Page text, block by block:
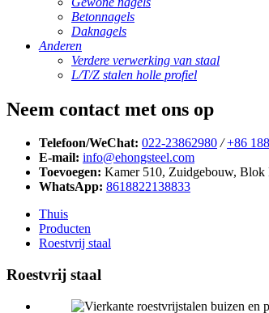
Betonnagels
Daknagels
Anderen
Verdere verwerking van staal
L/T/Z stalen holle profiel
Neem contact met ons op
Telefoon/WeChat: 022-23862980 / +86
E-mail: info@ehongsteel.com
Toevoegen: Kamer 510, Zuidgebouw,
WhatsApp: 8618822138833
Thuis
Producten
Roestvrij staal
Roestvrij staal